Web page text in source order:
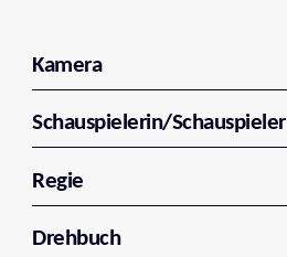
Tirol
Vorarlberg
Kamera
Schauspielerin/Schauspieler
Regie
Drehbuch